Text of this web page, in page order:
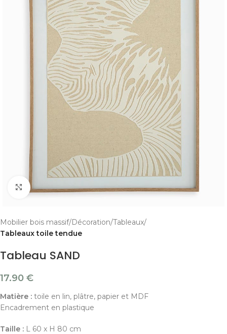
Cliquer pour agrandir
Mobilier bois massif Décoration Tableaux
Tableaux toile tendue
Tableau SAND
17.90 €
Matière : toile en lin, plâtre, papier et MDF
Encadrement en plastique
Taille : L 60 x H 80 cm